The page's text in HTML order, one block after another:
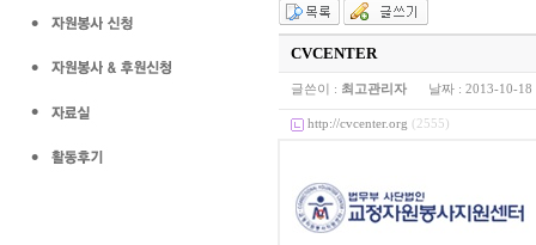
CVCENTER
글쓴이 : 최고관리자 날짜 : 2013-10-18
http://cvcenter.org (2555)